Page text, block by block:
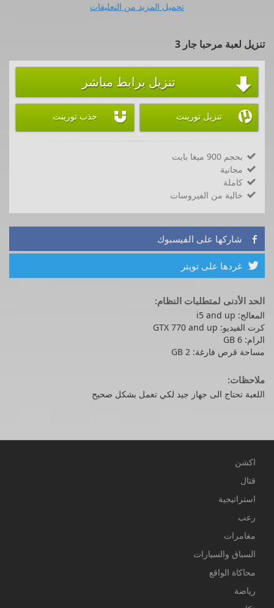
تحميل المزيد من التعليقات
تنزيل لعبة مرحبا جار 3
 تنزيل برابط مباشر
 تنزيل تورينت  جذب تورينت
 بحجم 900 ميغا بايت
 مجانية
 كاملة
 خالية من الفيروسات
 شاركها على الفيسبوك
 غردها على تويتر
الحد الأدنى لمتطلبات النظام:
المعالج: i5 and up
كرت الفيديو: GTX 770 and up
الرام: 6 GB
مساحة قرص فارغة: 2 GB
ملاحظات:
اللعبة تحتاج الى جهاز جيد لكي تعمل بشكل صحيح
اكشن
قتال
استراتيجية
رعب
مغامرات
السباق والسيارات
محاكاة الواقع
رياضة